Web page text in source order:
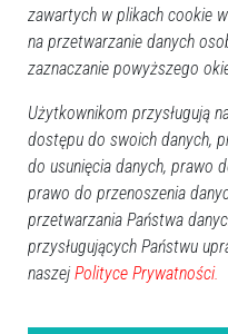
Goworowo: Pożar kwiatów
cmentarzu
Ponownie płonęły nieużytki
rolne w powiecie
zawartych w plikach cookie
na przetwarzanie danych
zaznaczanie powyższego
Użytkownikom przysługują
dostępu do swoich danych,
do usunięcia danych, prawo
prawo do przenoszenia
przetwarzania Państwa
przysługujących Państwu
naszej Polityce Prywatności.